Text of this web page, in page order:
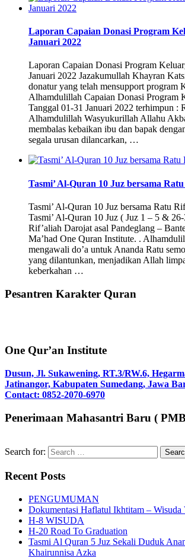
Laporan Capaian Donasi Program
Januari 2022
Laporan Capaian Donasi Program
Januari 2022 Jazakumullah Khayran
donatur yang telah mensupport program
Alhamdulillah Capaian Donasi Program
Tanggal 01-31 Januari 2022 terhimpun :
Alhamdulillah Wasyukurillah Allahu
membalas kebaikan ibu dan bapak
segala urusan dilancarkan, …
Tasmi’ Al-Quran 10 Juz bersama
Tasmi’ Al-Quran 10 Juz bersama Ratu
Tasmi’ Al-Quran 10 Juz ( Juz 1 – 5 &
Rif’aliah Darojat asal Pandeglang –
Ma’had One Quran Institute. .
mengawali do’a untuk Ananda Ratu
yang dilantunkan, menjadikan Allah
keberkahan …
Pesantren Karakter Quran
One Qur’an Institute
Dusun, Jl. Sukawening, RT.3/RW.6,
Jatinangor, Kabupaten Sumedang, Jawa
Contact: 0852-2070-6970
Penerimaan Mahasantri Baru (
Search for:
Recent Posts
PENGUMUMAN
Dokumentasi Haflatul Ikhtitam –
H-8 WISUDA
H-20 Road To Graduation
Tasmi Al Quran 5 Juz Sekali Duduk
Khairunnisa Azka